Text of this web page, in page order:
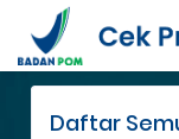
Daftar